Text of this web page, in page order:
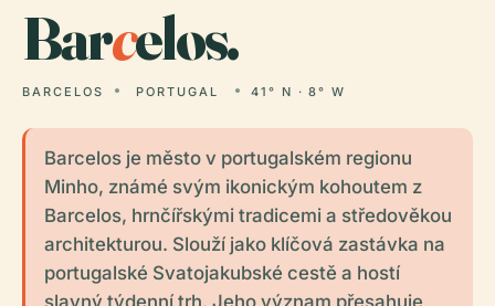
Barcelos.
BARCELOS PORTUGAL 41° N · 8° W
Barcelos je město v portugalském regionu
Minho, známé svým ikonickým kohoutem z
Barcelos, hrnčířskými tradicemi a středověkou
architekturou. Slouží jako klíčová zastávka na
portugalské Svatojakubské cestě a hostí
slavný týdenní trh. Jeho význam přesahuje